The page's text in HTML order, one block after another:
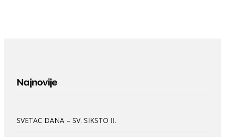
Najnovije
SVETAC DANA – SV. SIKSTO II.